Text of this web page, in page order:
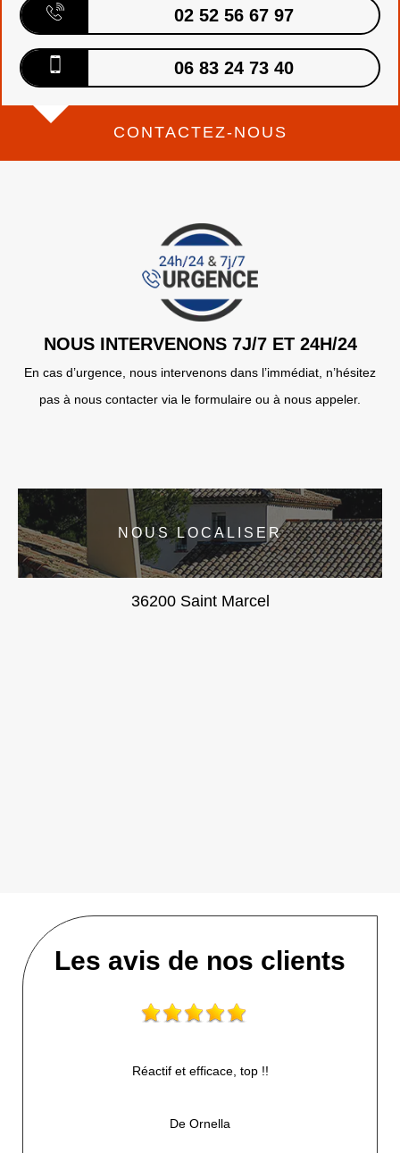
02 52 56 67 97
06 83 24 73 40
CONTACTEZ-NOUS
NOUS INTERVENONS 7J/7 ET 24H/24
En cas d’urgence, nous intervenons dans l’immédiat, n’hésitez
pas à nous contacter via le formulaire ou à nous appeler.
NOUS LOCALISER
36200 Saint Marcel
Les avis de nos clients
Réactif et efficace, top !!
De Ornella